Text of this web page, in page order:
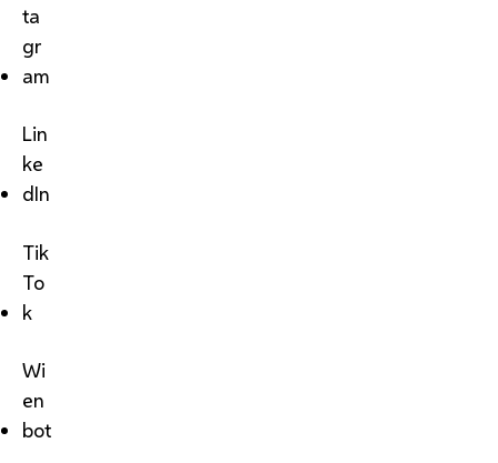
ta
gr
am
Lin
ke
dIn
Tik
To
k
Wi
en
bot